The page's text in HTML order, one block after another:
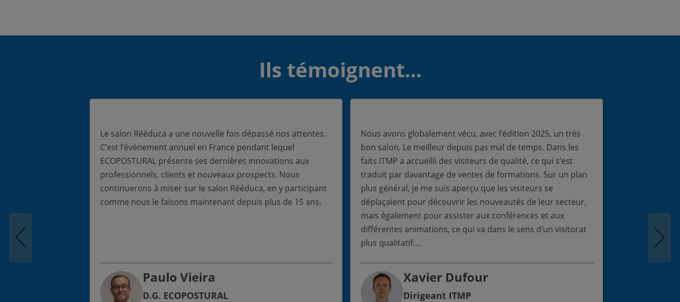
Ils témoignent...
Le salon Rééduca a une nouvelle fois dépassé nos attentes.
C’est l’évènement annuel en France pendant lequel
ECOPOSTURAL présente ses dernières innovations aux
professionnels, clients et nouveaux prospects. Nous
continuerons à miser sur le salon Rééduca, en y participant
comme nous le faisons maintenant depuis plus de 15 ans.
Paulo Vieira
D.G. ECOPOSTURAL
Nous avons globalement vécu, avec l’édition 2025, un très
bon salon. Le meilleur depuis pas mal de temps. Dans les
faits ITMP a accueilli des visiteurs de qualité, ce qui s’est
traduit par davantage de ventes de formations. Sur un plan
plus général, je me suis aperçu que les visiteurs se
déplaçaient pour découvrir les nouveautés de leur secteur,
mais également pour assister aux conférences et aux
différentes animations, ce qui va dans le sens d’un visitorat
plus qualitatif….
Xavier Dufour
Dirigeant ITMP